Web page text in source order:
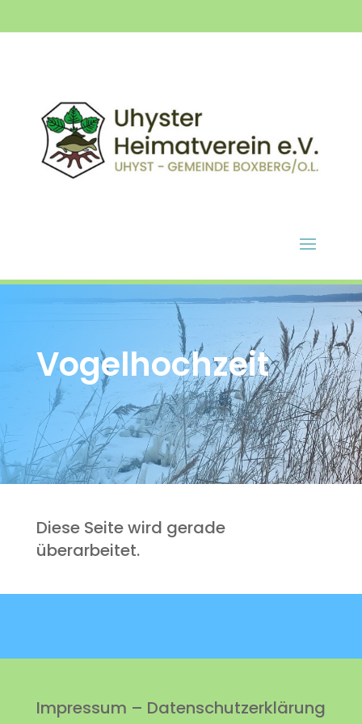
Vogelhochzeit
Diese Seite wird gerade
überarbeitet.
Impressum – Datenschutzerklärung